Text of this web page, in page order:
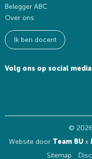
Belegger ABC
Over ons
Ik ben docent
Volg ons op social
©
Website door Team BU x
Sitemap